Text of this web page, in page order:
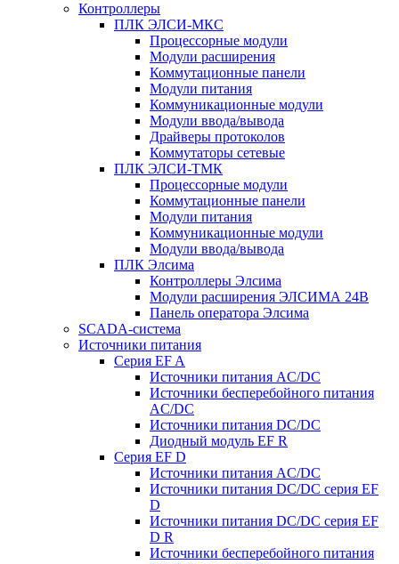
Контроллеры
ПЛК ЭЛСИ-МКС
Процессорные модули
Модули расширения
Коммутационные панели
Модули питания
Коммуникационные модули
Модули ввода/вывода
Драйверы протоколов
Коммутаторы сетевые
ПЛК ЭЛСИ-ТМК
Процессорные модули
Коммутационные панели
Модули питания
Коммуникационные модули
Модули ввода/вывода
ПЛК Элсима
Контроллеры Элсима
Модули расширения ЭЛСИМА 24В
Панель оператора Элсима
SCADA-система
Источники питания
Серия EF A
Источники питания AC/DC
Источники бесперебойного питания
AC/DC
Источники питания DC/DC
Диодный модуль EF R
Серия EF D
Источники питания AC/DC
Источники питания DC/DC серия EF
D
Источники питания DC/DC серия EF
D R
Источники бесперебойного питания